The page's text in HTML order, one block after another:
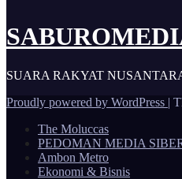
SUARA RAKYAT
Proudly powered by WordPress |
The Moluccas
PEDOMAN MEDIA
Ambon Metro
Ekonomi & Bisnis